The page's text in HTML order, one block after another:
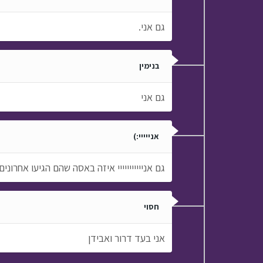
גם אני.
בנימין
גם אני
אנייייי:)
גם אנייייייייייי איזה באסה שהם הגיעו
חסוי
אני בעד דרור ואבידן